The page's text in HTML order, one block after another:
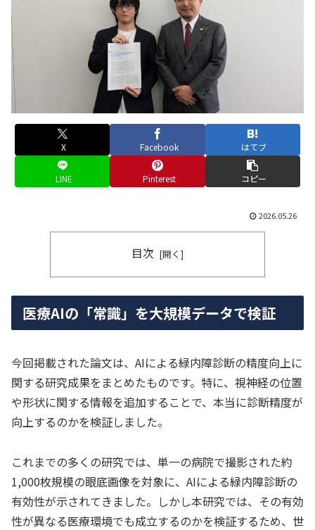
X Facebook はてブ
LINE Pinterest コピー
2026.05.26
目次
医療AIの「常識」を大規模データで検証
今回掲載された論文は、AIによる緑内障診断の精度向上に
関する研究成果をまとめたものです。特に、視神経の位置
や形状に関する情報を追加することで、本当に診断精度が
向上するのかを検証しました。
これまでの多くの研究では、単一の病院で撮影された約
1,000枚規模の眼底画像を対象に、AIによる緑内障診断の
有効性が示されてきました。しかし本研究では、その有効
性が異なる医療環境でも成立するのかを検証するため、世